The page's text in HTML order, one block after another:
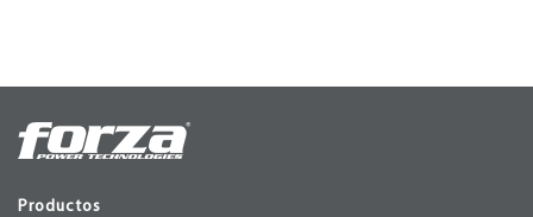
Productos